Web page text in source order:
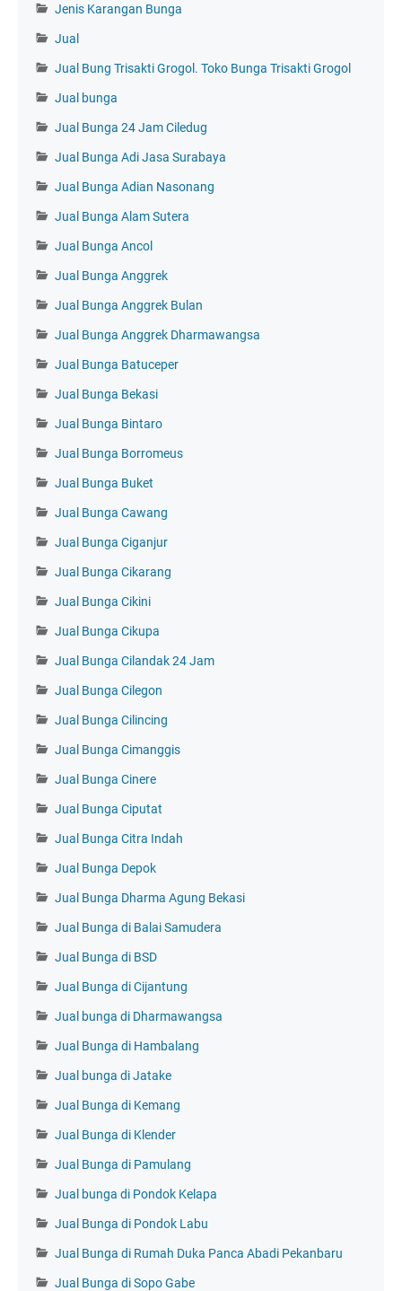
Jenis Karangan Bunga
Jual
Jual Bung Trisakti Grogol. Toko Bunga Trisakti Grogol
Jual bunga
Jual Bunga 24 Jam Ciledug
Jual Bunga Adi Jasa Surabaya
Jual Bunga Adian Nasonang
Jual Bunga Alam Sutera
Jual Bunga Ancol
Jual Bunga Anggrek
Jual Bunga Anggrek Bulan
Jual Bunga Anggrek Dharmawangsa
Jual Bunga Batuceper
Jual Bunga Bekasi
Jual Bunga Bintaro
Jual Bunga Borromeus
Jual Bunga Buket
Jual Bunga Cawang
Jual Bunga Ciganjur
Jual Bunga Cikarang
Jual Bunga Cikini
Jual Bunga Cikupa
Jual Bunga Cilandak 24 Jam
Jual Bunga Cilegon
Jual Bunga Cilincing
Jual Bunga Cimanggis
Jual Bunga Cinere
Jual Bunga Ciputat
Jual Bunga Citra Indah
Jual Bunga Depok
Jual Bunga Dharma Agung Bekasi
Jual Bunga di Balai Samudera
Jual Bunga di BSD
Jual Bunga di Cijantung
Jual bunga di Dharmawangsa
Jual Bunga di Hambalang
Jual bunga di Jatake
Jual Bunga di Kemang
Jual Bunga di Klender
Jual Bunga di Pamulang
Jual bunga di Pondok Kelapa
Jual Bunga di Pondok Labu
Jual Bunga di Rumah Duka Panca Abadi Pekanbaru
Jual Bunga di Sopo Gabe